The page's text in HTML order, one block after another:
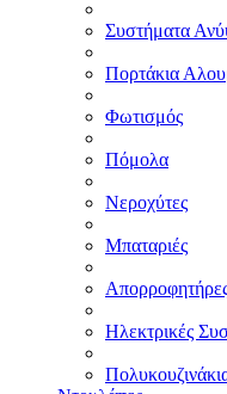
Συστήματα
Πορτάκια
Φωτισμός
Πόμολα
Νεροχύτες
Μπαταριές
Ηλεκτρικές